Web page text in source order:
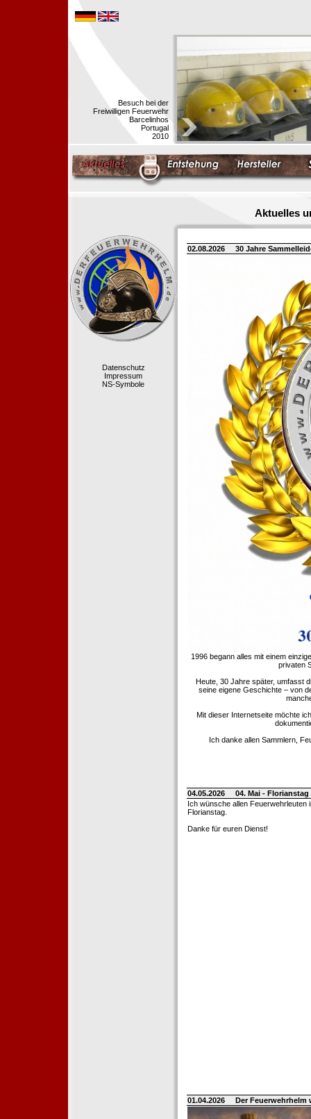
Besuch bei der
Freiwilligen Feuerwehr
Barcelinhos
Portugal
2010
Aktuelles
Datenschutz
Impressum
NS-Symbole
02.08.2026 30 Jahre
1996 begann alles mit einem
privaten
Heute, 30 Jahre später, umfasst
seine eigene Geschichte – von
Mit dieser Internetseite möchte
Ich danke allen Sammlern,
04.05.2026
04. Mai -
Ich wünsche allen Feuerwehrleuten
Florianstag.
Danke für euren Dienst!
01.04.2026 Der